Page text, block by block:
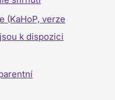
(KaHoP, verze
k dispozici